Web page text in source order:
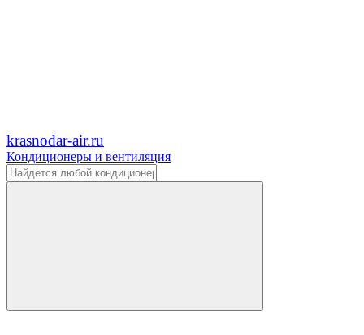
krasnodar-air.ru
Кондиционеры и вентиляция